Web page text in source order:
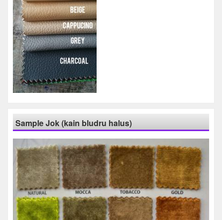
Sample Jok (kain bludru halus)